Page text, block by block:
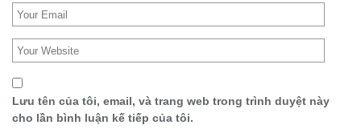
Lưu tên của tôi, email, và trang web trong trình duyệt này
cho lần bình luận kế tiếp của tôi.